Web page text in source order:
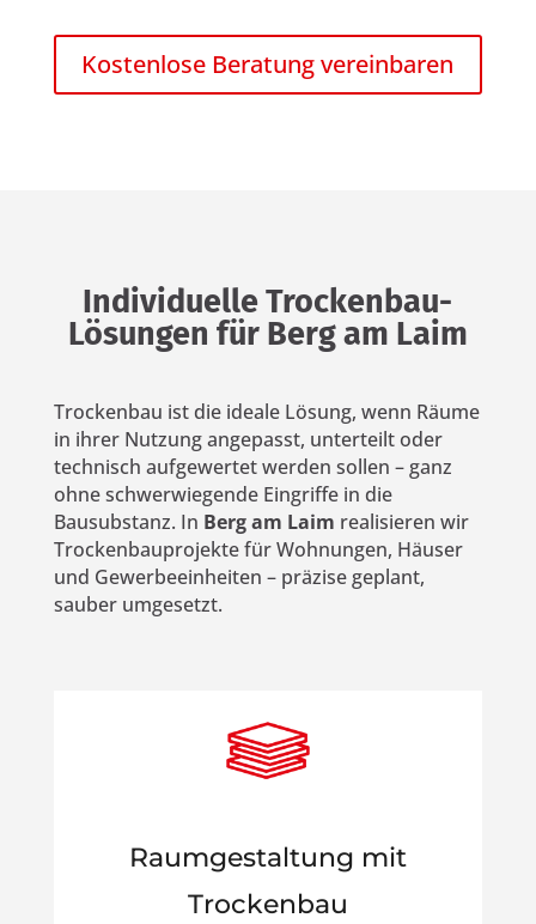
Kostenlose Beratung vereinbaren
Individuelle Trockenbau-
Lösungen für Berg am Laim
Trockenbau ist die ideale Lösung, wenn Räume
in ihrer Nutzung angepasst, unterteilt oder
technisch aufgewertet werden sollen – ganz
ohne schwerwiegende Eingriffe in die
Bausubstanz. In Berg am Laim realisieren wir
Trockenbauprojekte für Wohnungen, Häuser
und Gewerbeeinheiten – präzise geplant,
sauber umgesetzt.
Raumgestaltung mit
Trockenbau